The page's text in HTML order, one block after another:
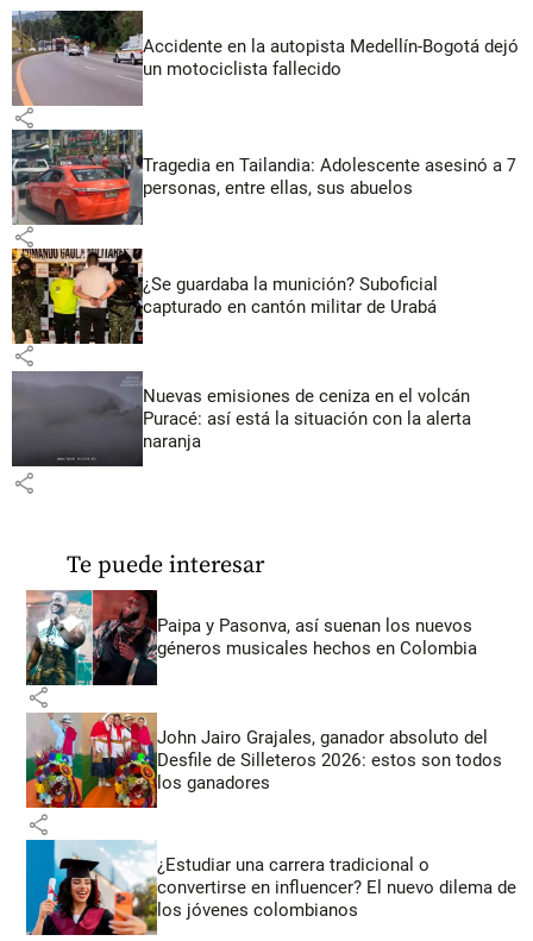
Accidente en la autopista Medellín-Bogotá dejó
un motociclista fallecido
share
Tragedia en Tailandia: Adolescente asesinó a 7
personas, entre ellas, sus abuelos
share
¿Se guardaba la munición? Suboficial
capturado en cantón militar de Urabá
share
Nuevas emisiones de ceniza en el volcán
Puracé: así está la situación con la alerta
naranja
share
Te puede interesar
Paipa y Pasonva, así suenan los nuevos
géneros musicales hechos en Colombia
share
John Jairo Grajales, ganador absoluto del
Desfile de Silleteros 2026: estos son todos
los ganadores
share
¿Estudiar una carrera tradicional o
convertirse en influencer? El nuevo dilema de
los jóvenes colombianos